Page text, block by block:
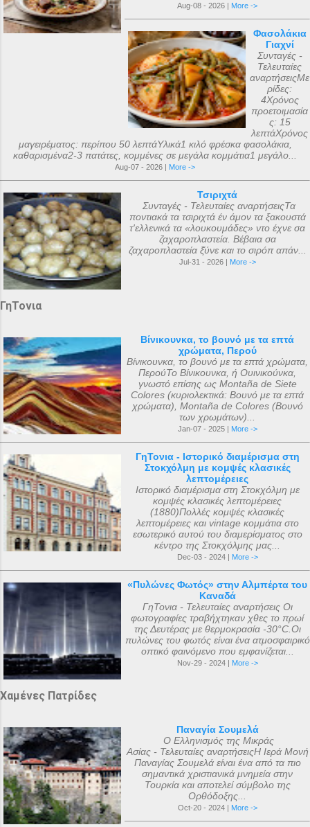
Aug-08 - 2026 | More ->
Φασολάκια
Γιαχνί
Συνταγές -
Τελευταίες
αναρτήσειςΜε
ρίδες:
4Χρόνος
προετοιμασία
ς: 15
λεπτάΧρόνος
μαγειρέματος: περίπου 50 λεπτάΥλικά1 κιλό φρέσκα φασολάκια,
καθαρισμένα2-3 πατάτες, κομμένες σε μεγάλα κομμάτια1 μεγάλο...
Aug-07 - 2026 | More ->
Τσιριχτά
Συνταγές - Τελευταίες αναρτήσειςΤα
ποντιακά τα τσιριχτά έν άμον τα ξακουστά
τ'ελλενικά τα «λουκουμάδες» ντο έχνε σα
ζαχαροπλαστεία. Βέβαια σα
ζαχαροπλαστεία ξ̌ύνε και το σιρόπ απάν...
Jul-31 - 2026 | More ->
ΓηΤονια
Βίνικουνκα, το βουνό με τα επτά
χρώματα, Περού
Βίνικουνκα, το βουνό με τα επτά χρώματα,
ΠερούΤο Βίνικουνκα, ή Ουινικούνκα,
γνωστό επίσης ως Montaña de Siete
Colores (κυριολεκτικά: Βουνό με τα επτά
χρώματα), Montaña de Colores (Βουνό
των χρωμάτων)...
Jan-07 - 2025 | More ->
ΓηΤονια - Ιστορικό διαμέρισμα στη
Στοκχόλμη με κομψές κλασικές
λεπτομέρειες
Ιστορικό διαμέρισμα στη Στοκχόλμη με
κομψές κλασικές λεπτομέρειες
(1880)Πολλές κομψές κλασικές
λεπτομέρειες και vintage κομμάτια στο
εσωτερικό αυτού του διαμερίσματος στο
κέντρο της Στοκχόλμης μας...
Dec-03 - 2024 | More ->
«Πυλώνες Φωτός» στην Αλμπέρτα του
Καναδά
ΓηΤονια - Τελευταίες αναρτήσεις Οι
φωτογραφίες τραβήχτηκαν χθες το πρωί
της Δευτέρας με θερμοκρασία -30°C.Οι
πυλώνες του φωτός είναι ένα ατμοσφαιρικό
οπτικό φαινόμενο που εμφανίζεται...
Nov-29 - 2024 | More ->
Χαμένες Πατρίδες
Παναγία Σουμελά
Ο Ελληνισμός της Μικράς
Ασίας - Τελευταίες αναρτήσειςΗ Ιερά Μονή
Παναγίας Σουμελά είναι ένα από τα πιο
σημαντικά χριστιανικά μνημεία στην
Τουρκία και αποτελεί σύμβολο της
Ορθόδοξης...
Oct-20 - 2024 | More ->